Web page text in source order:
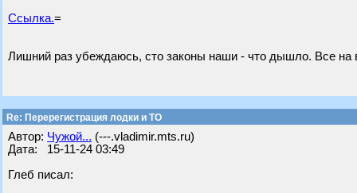
Ссылка.=
Лишний раз убеждаюсь, сто законы наши - что дышло. Все на
Re: Перерегистрация лодки и ТО
Автор: Чужой... (---.vladimir.mts.ru)
Дата: 15-11-24 03:49
Глеб писал: